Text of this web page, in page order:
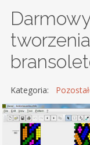
Kategoria: